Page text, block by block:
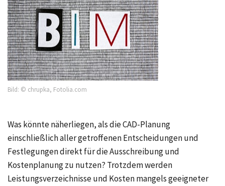
Bild: © chrupka, Fotolia.com
Was könnte näherliegen, als die CAD-Planung
einschließlich aller getroffenen Entscheidungen und
Festlegungen direkt für die Ausschreibung und
Kostenplanung zu nutzen? Trotzdem werden
Leistungsverzeichnisse und Kosten mangels geeigneter